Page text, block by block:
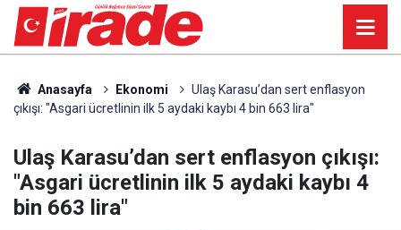
Anasayfa Ekonomi
Ulaş Karasu’dan sert enflasyon
çıkışı: "Asgari ücretlinin ilk 5 aydaki kaybı 4 bin 663 lira"
Ulaş Karasu’dan sert enflasyon çıkışı:
"Asgari ücretlinin ilk 5 aydaki kaybı 4
bin 663 lira"